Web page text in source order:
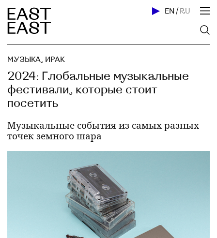
EN / RU
МУЗЫКА, ИРАК
2024: Глобальные музыкальные
фестивали, которые стоит
посетить
Музыкальные события из самых разных
точек земного шара